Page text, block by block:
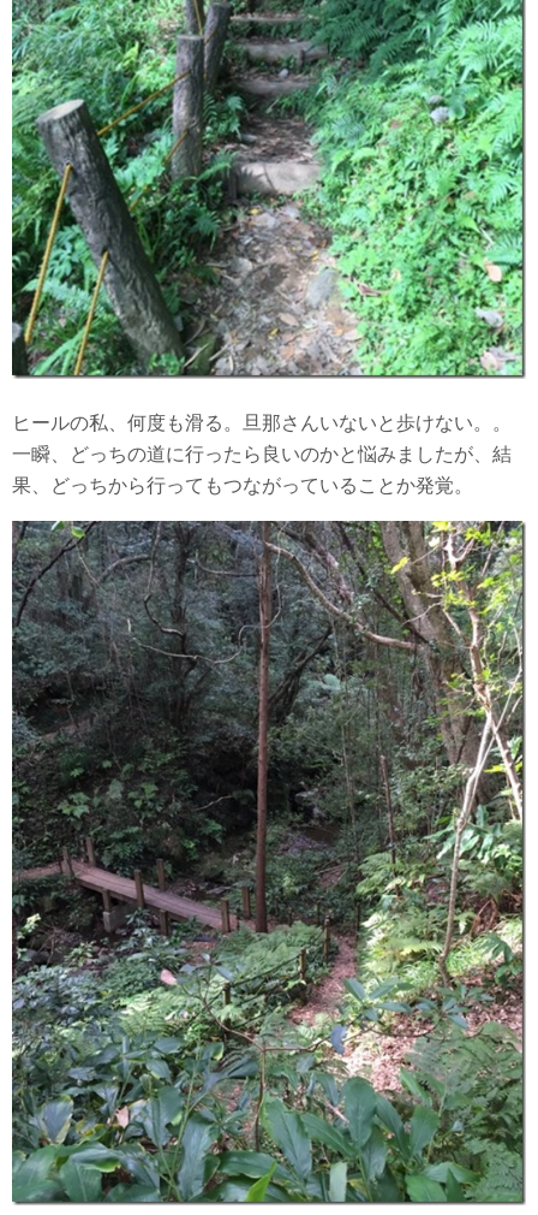
ヒールの私、何度も滑る。旦那さんいないと歩けない。。
一瞬、どっちの道に行ったら良いのかと悩みましたが、結
果、どっちから行ってもつながっていることか発覚。